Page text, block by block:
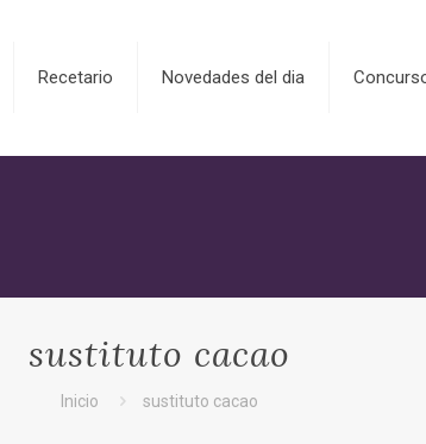
Recetario Novedades del dia
sustituto cacao
Inicio sustituto cacao